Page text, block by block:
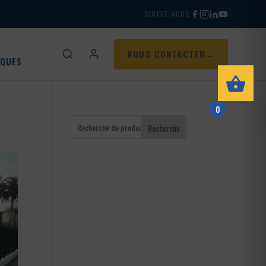
SUIVEZ-NOUS
NOUS CONTACTER
Recherche
0